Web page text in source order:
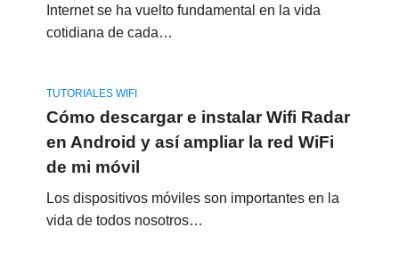
Internet se ha vuelto fundamental en la vida
cotidiana de cada…
TUTORIALES WIFI
Cómo descargar e instalar Wifi Radar
en Android y así ampliar la red WiFi
de mi móvil
Los dispositivos móviles son importantes en la
vida de todos nosotros…